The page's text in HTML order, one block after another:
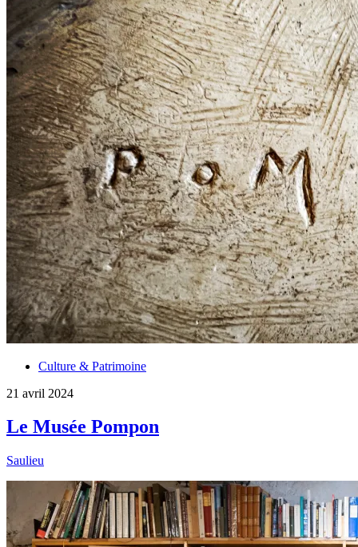
Culture & Patrimoine
21 avril 2024
Le Musée Pompon
Saulieu